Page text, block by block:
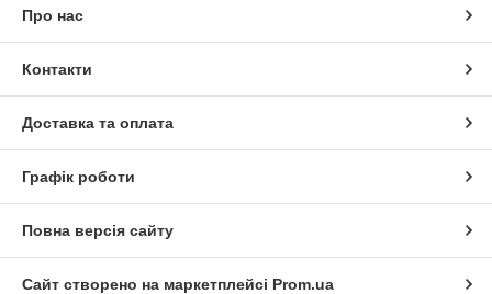
Про нас
Контакти
Доставка та оплата
Графік роботи
Повна версія сайту
Сайт створено на маркетплейсі Prom.ua